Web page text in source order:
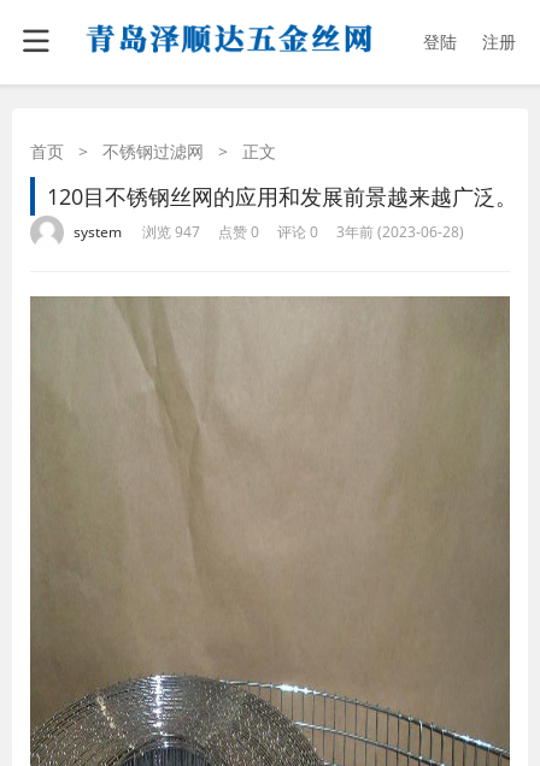
登陆 注册
首页 > 不锈钢过滤网 > 正文
120目不锈钢丝网的应用和发展前景越来越广泛。
system 浏览 947 点赞 0 评论 0 3年前 (2023-06-28)